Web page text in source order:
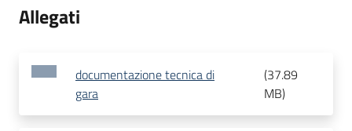
Allegati
documentazione tecnica di
gara
(37.89
MB)